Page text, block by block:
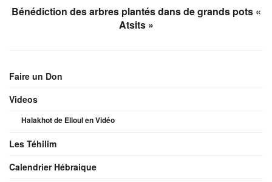
Bénédiction des arbres plantés dans de grands pots «
Atsits »
Faire un Don
Videos
Halakhot de Elloul en Vidéo
Les Téhilim
Calendrier Hébraique